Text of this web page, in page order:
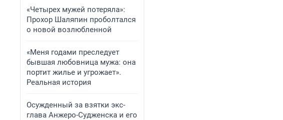
«Четырех мужей потеряла»:
Прохор Шаляпин проболтался
о новой возлюбленной
«Меня годами преследует
бывшая любовница мужа: она
портит жилье и угрожает».
Реальная история
Осужденный за взятки экс-
глава Анжеро-Судженска и его